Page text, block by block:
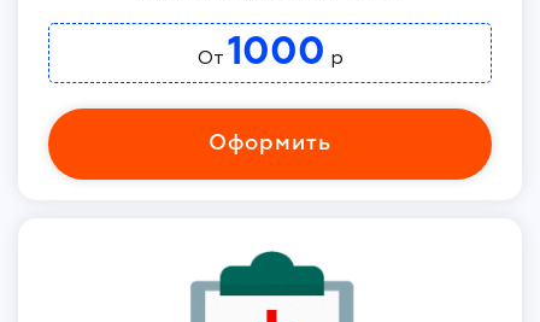
От 1000 р
Оформить